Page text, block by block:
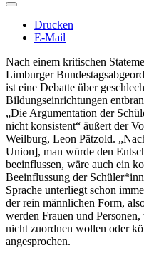
Drucken
E-Mail
Nach einem kritischen
Limburger
ist eine Debatte über
Bildungseinrichtungen
„Die Argumentation der
nicht konsistent“ äußert der
Weilburg, Leon Pätzold.
Union], man würde den
beeinflussen, wäre auch ein
Beeinflussung der
Sprache unterliegt schon
der rein männlichen Form,
werden Frauen und
nicht zuordnen wollen oder
angesprochen.